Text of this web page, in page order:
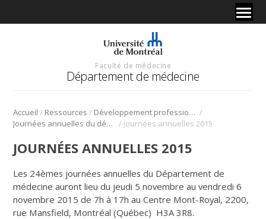
Faculté de médecine
Département de médecine
Accueil / Ressources / Développement professionnel continu /
Journées annuelles du département
/ Journées annuelles 2015
JOURNÉES ANNUELLES 2015
Les 24èmes journées annuelles du Département de
médecine auront lieu du jeudi 5 novembre au vendredi 6
novembre 2015 de 7h à 17h au Centre Mont-Royal, 2200,
rue Mansfield, Montréal (Québec) H3A 3R8.